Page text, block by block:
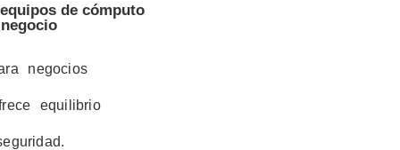
de cómputo
negocios
equilibrio